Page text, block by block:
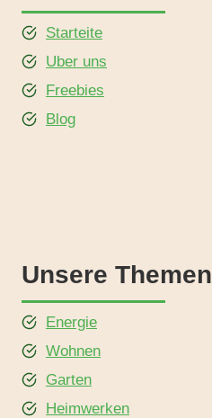
Starteite
Uber uns
Freebies
Blog
Unsere Themen
Energie
Wohnen
Garten
Heimwerken